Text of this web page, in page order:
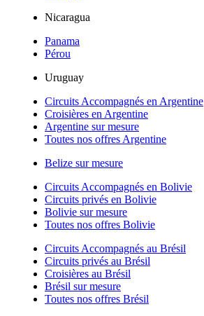
Nicaragua
Panama
Pérou
Uruguay
Circuits Accompagnés en Argentine
Croisières en Argentine
Argentine sur mesure
Toutes nos offres Argentine
Belize sur mesure
Circuits Accompagnés en Bolivie
Circuits privés en Bolivie
Bolivie sur mesure
Toutes nos offres Bolivie
Circuits Accompagnés au Brésil
Circuits privés au Brésil
Croisières au Brésil
Brésil sur mesure
Toutes nos offres Brésil